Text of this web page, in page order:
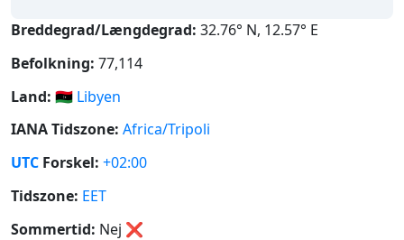
Breddegrad/Længdegrad: 32.76° N, 12.57° E
Befolkning: 77,114
Land: 🇱🇾 Libyen
IANA Tidszone: Africa/Tripoli
UTC Forskel: +02:00
Tidszone: EET
Sommertid: Nej ❌